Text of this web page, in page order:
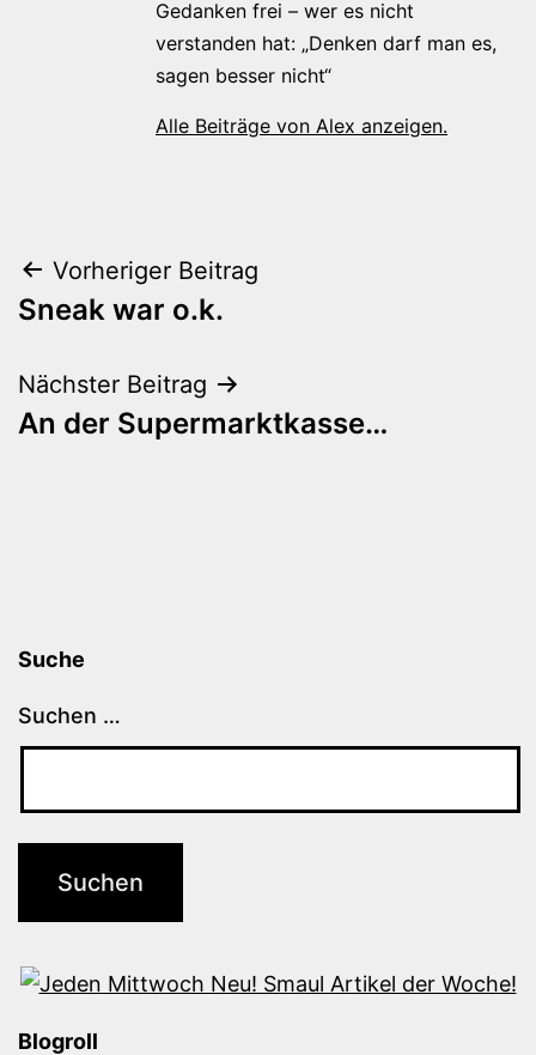
Gedanken frei – wer es nicht
verstanden hat: „Denken darf man es,
sagen besser nicht“
Alle Beiträge von Alex anzeigen.
Beitragsnavigation
Vorheriger Beitrag
Sneak war o.k.
Nächster Beitrag
An der Supermarktkasse…
Suche
Suchen …
Blogroll